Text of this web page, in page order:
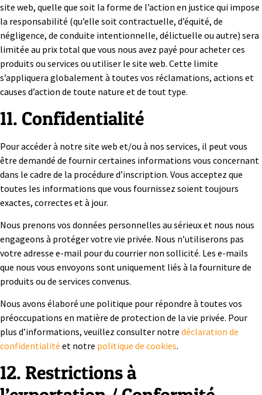
site web, quelle que soit la forme de l’action en justice qui impose
la responsabilité (qu’elle soit contractuelle, d’équité, de
négligence, de conduite intentionnelle, délictuelle ou autre) sera
limitée au prix total que vous nous avez payé pour acheter ces
produits ou services ou utiliser le site web. Cette limite
s’appliquera globalement à toutes vos réclamations, actions et
causes d’action de toute nature et de tout type.
11. Confidentialité
Pour accéder à notre site web et/ou à nos services, il peut vous
être demandé de fournir certaines informations vous concernant
dans le cadre de la procédure d’inscription. Vous acceptez que
toutes les informations que vous fournissez soient toujours
exactes, correctes et à jour.
Nous prenons vos données personnelles au sérieux et nous nous
engageons à protéger votre vie privée. Nous n’utiliserons pas
votre adresse e-mail pour du courrier non sollicité. Les e-mails
que nous vous envoyons sont uniquement liés à la fourniture de
produits ou de services convenus.
Nous avons élaboré une politique pour répondre à toutes vos
préoccupations en matière de protection de la vie privée. Pour
plus d’informations, veuillez consulter notre déclaration de
confidentialité et notre politique de cookies.
12. Restrictions à